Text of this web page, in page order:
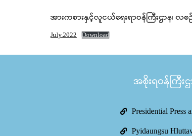
အားကစားနှင့်လူငယ်ရေးရာဝန်ကြီးဌာန၊
July.2022 Download
အစိုးရဝန်ကြီး
Presidential Press
Pyidaungsu